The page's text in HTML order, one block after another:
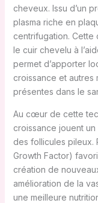
cheveux. Issu d’un
plasma riche en
centrifugation. Cette
le cuir chevelu à
permet d’apporter
croissance et autres
présentes dans le
Au cœur de cette
croissance jouent
des follicules pileux.
Growth Factor)
création de
amélioration de la
une meilleure